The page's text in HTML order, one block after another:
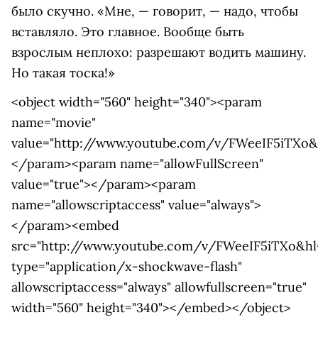
было скучно. «Мне, — говорит, — надо, чтобы
вставляло. Это главное. Вообще быть
взрослым неплохо: разрешают водить машину.
Но такая тоска!»
<object width="560" height="340"><param
name="movie"
value="http://www.youtube.com/v/
</param><param name="allowFullScreen"
value="true"></param><param
name="allowscriptaccess" value="always">
</param><embed
src="http://www.youtube.com/v/
type="application/x-shockwave-flash"
allowscriptaccess="always" allowfullscreen="true"
width="560" height="340"></embed></object>